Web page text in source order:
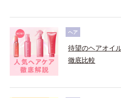
ヘア
待望のヘアオイ
徹底比較